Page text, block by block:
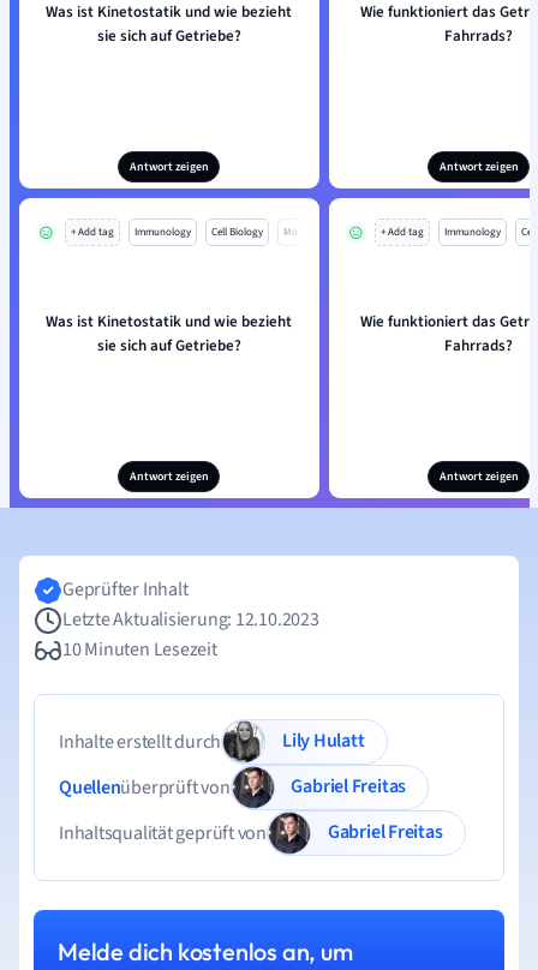
Was ist Kinetostatik und wie bezieht
sie sich auf Getriebe?
Antwort zeigen
Wie funktioniert das
Fahrrads?
Antwort zeigen
+ Add tag Immunology Cell Biology Mo
Was ist Kinetostatik und wie bezieht
sie sich auf Getriebe?
Antwort zeigen
+ Add tag Immunology
Wie funktioniert das
Fahrrads?
Antwort zeigen
Geprüfter Inhalt
Letzte Aktualisierung: 12.10.2023
10 Minuten Lesezeit
Inhalte erstellt durch
Lily Hulatt
Quellenüberprüft von
Gabriel Freitas
Inhaltsqualität geprüft von
Gabriel Freitas
Melde dich kostenlos an, um